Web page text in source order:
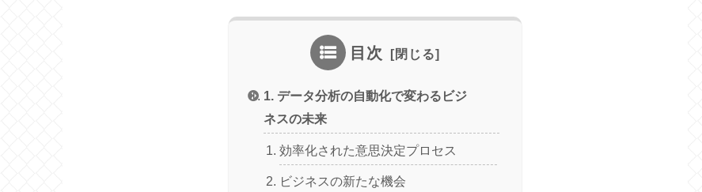
目次
1. データ分析の自動化で変わるビジ
ネスの未来
効率化された意思決定プロセス
ビジネスの新たな機会